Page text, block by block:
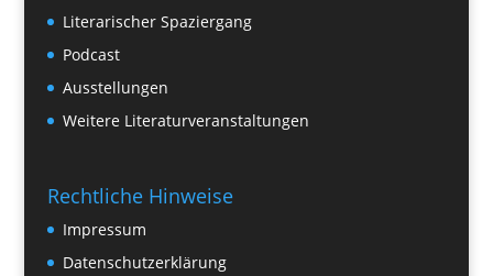
Literarischer Spaziergang
Podcast
Ausstellungen
Weitere Literaturveranstaltungen
Rechtliche Hinweise
Impressum
Datenschutzerklärung